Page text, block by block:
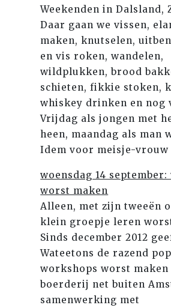
Weekenden in Dalsland,
Daar gaan we vissen,
maken, knutselen,
en vis roken, wandelen,
wildplukken, brood
schieten, fikkie stoken,
whiskey drinken en nog
Vrijdag als jongen met
heen, maandag als man
Idem voor meisje-
woensdag 14
worst maken
Alleen, met zijn tweeën
klein groepje leren
Sinds december 2012
Wateetons de razend
workshops worst maken
boerderij net buiten
samenwerking met